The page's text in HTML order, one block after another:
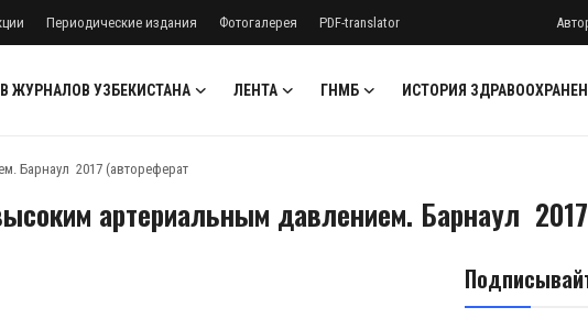
Периодические издания Фотогалерея PDF-translator
ЖУРНАЛОВ УЗБЕКИСТАНА ЛЕНТА ГНМБ ИСТОРИЯ
Барнаул 2017 (автореферат
артериальным давлением. Барнаул